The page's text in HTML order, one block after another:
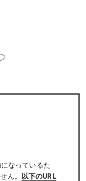
なっているた
ん。 以下のURL